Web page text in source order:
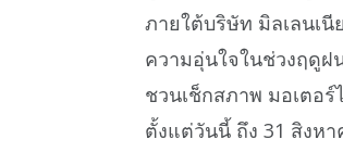
ภายใต้บริษัท มิลเลนเนี
ความอุ่นใจในช่วงฤดูฝ
ชวนเช็กสภาพ มอเตอ
ตั้งแต่วันนี้ ถึง 31 สิงห